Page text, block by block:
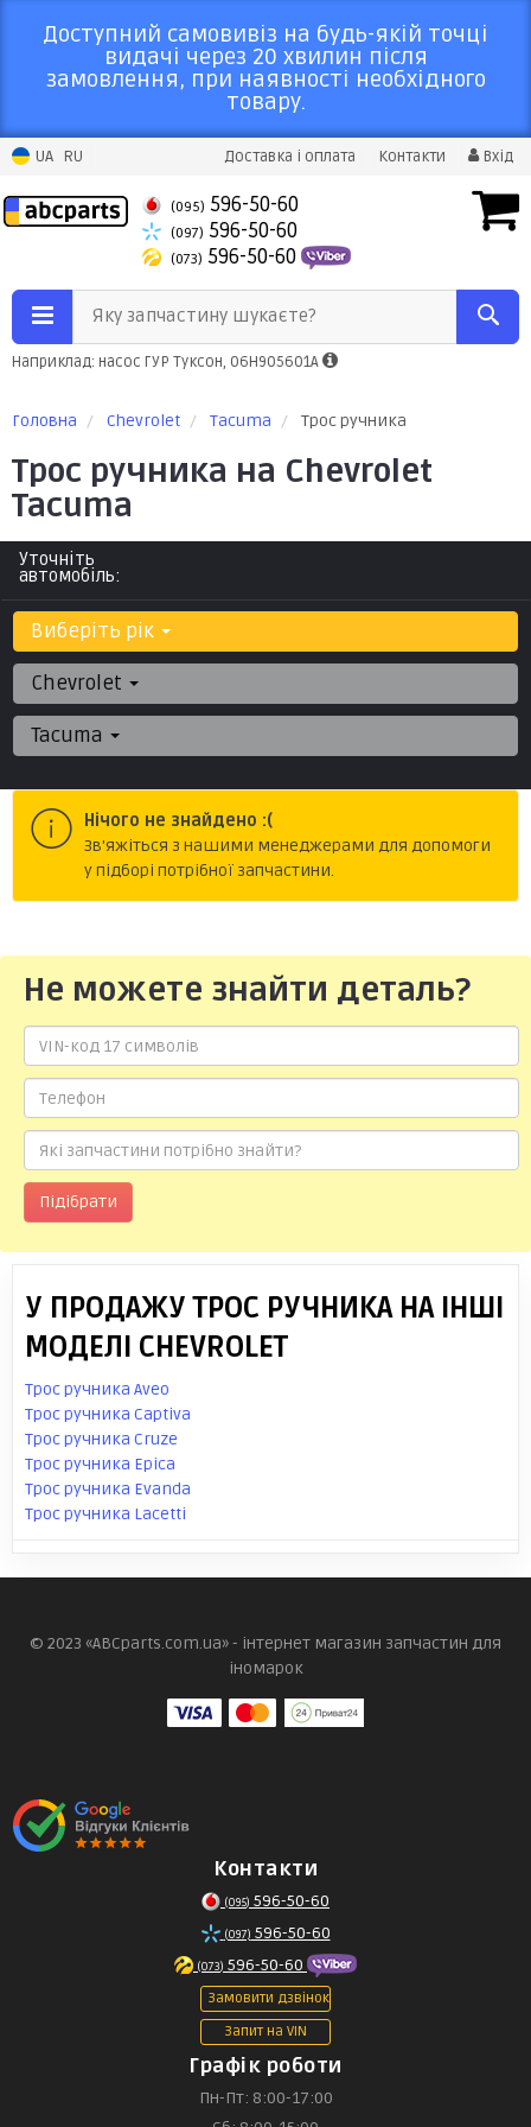
Доступний самовивіз на будь-якій точці
видачі через 20 хвилин після
замовлення, при наявності необхідного
товару.
UA RU Доставка і оплата Контакти Вхід
(095) 596-50-60
(097) 596-50-60
(073) 596-50-60
Яку запчастину шукаєте?
Наприклад: насос ГУР Туксон, 06H905601A
Головна Chevrolet Tacuma Трос ручника
Трос ручника на Chevrolet
Tacuma
Уточніть
автомобіль:
Виберіть рік
Chevrolet
Tacuma
Нічого не знайдено :(
Зв'яжіться з нашими менеджерами для допомоги
у підборі потрібної запчастини.
Не можете знайти деталь?
Підібрати
У ПРОДАЖУ ТРОС РУЧНИКА НА ІНШІ
МОДЕЛІ CHEVROLET
Трос ручника Aveo
Трос ручника Captiva
Трос ручника Cruze
Трос ручника Epica
Трос ручника Evanda
Трос ручника Lacetti
© 2023 «ABCparts.com.ua» - інтернет магазин запчастин для
іномарок
Контакти
(095) 596-50-60
(097) 596-50-60
(073) 596-50-60
Замовити дзвінок
Запит на VIN
Графік роботи
Пн-Пт: 8:00-17:00